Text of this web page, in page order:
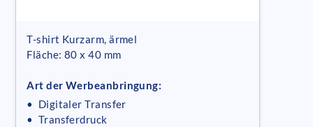
T-shirt Kurzarm, ärmel
Fläche: 80 x 40 mm
Art der Werbeanbringung:
• Digitaler Transfer
• Transferdruck